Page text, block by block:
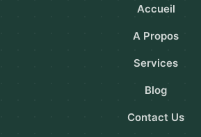
Accueil
A Propos
Services
Blog
Contact Us